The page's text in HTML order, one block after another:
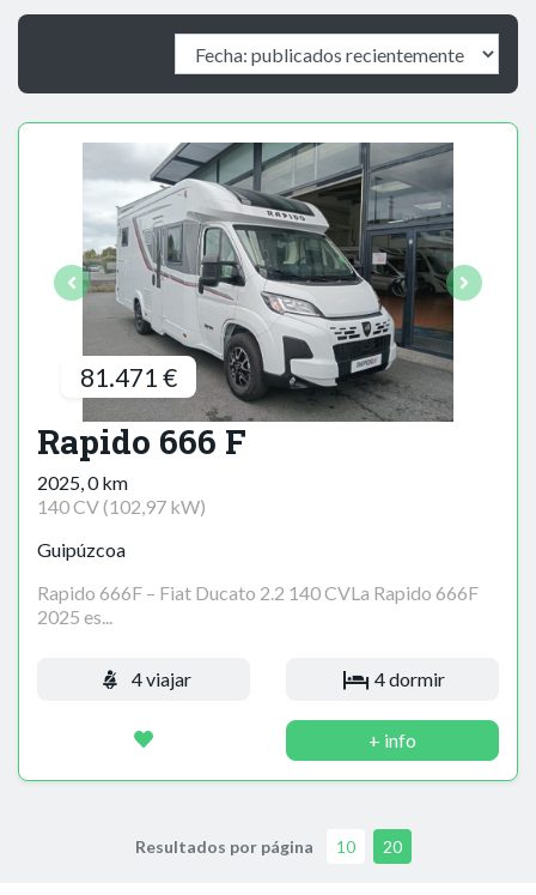
81.471 €
Rapido 666 F
2025, 0 km
140 CV (102,97 kW)
Guipúzcoa
Rapido 666F – Fiat Ducato 2.2 140 CVLa Rapido 666F
2025 es...
4 viajar 4 dormir
+ info
Resultados por página 10 20